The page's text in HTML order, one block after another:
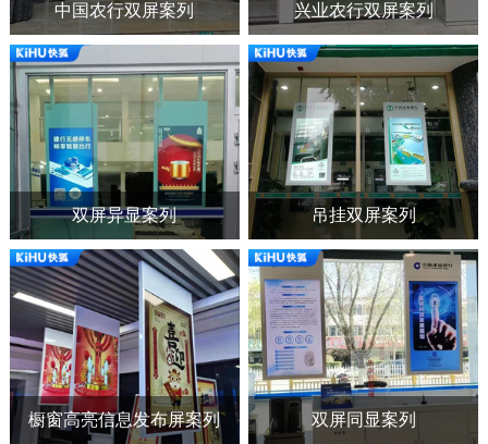
中国农行双屏案列 兴业农行双屏案列
双屏异显案列 吊挂双屏案列
橱窗高亮信息发布屏案列 双屏同显案列